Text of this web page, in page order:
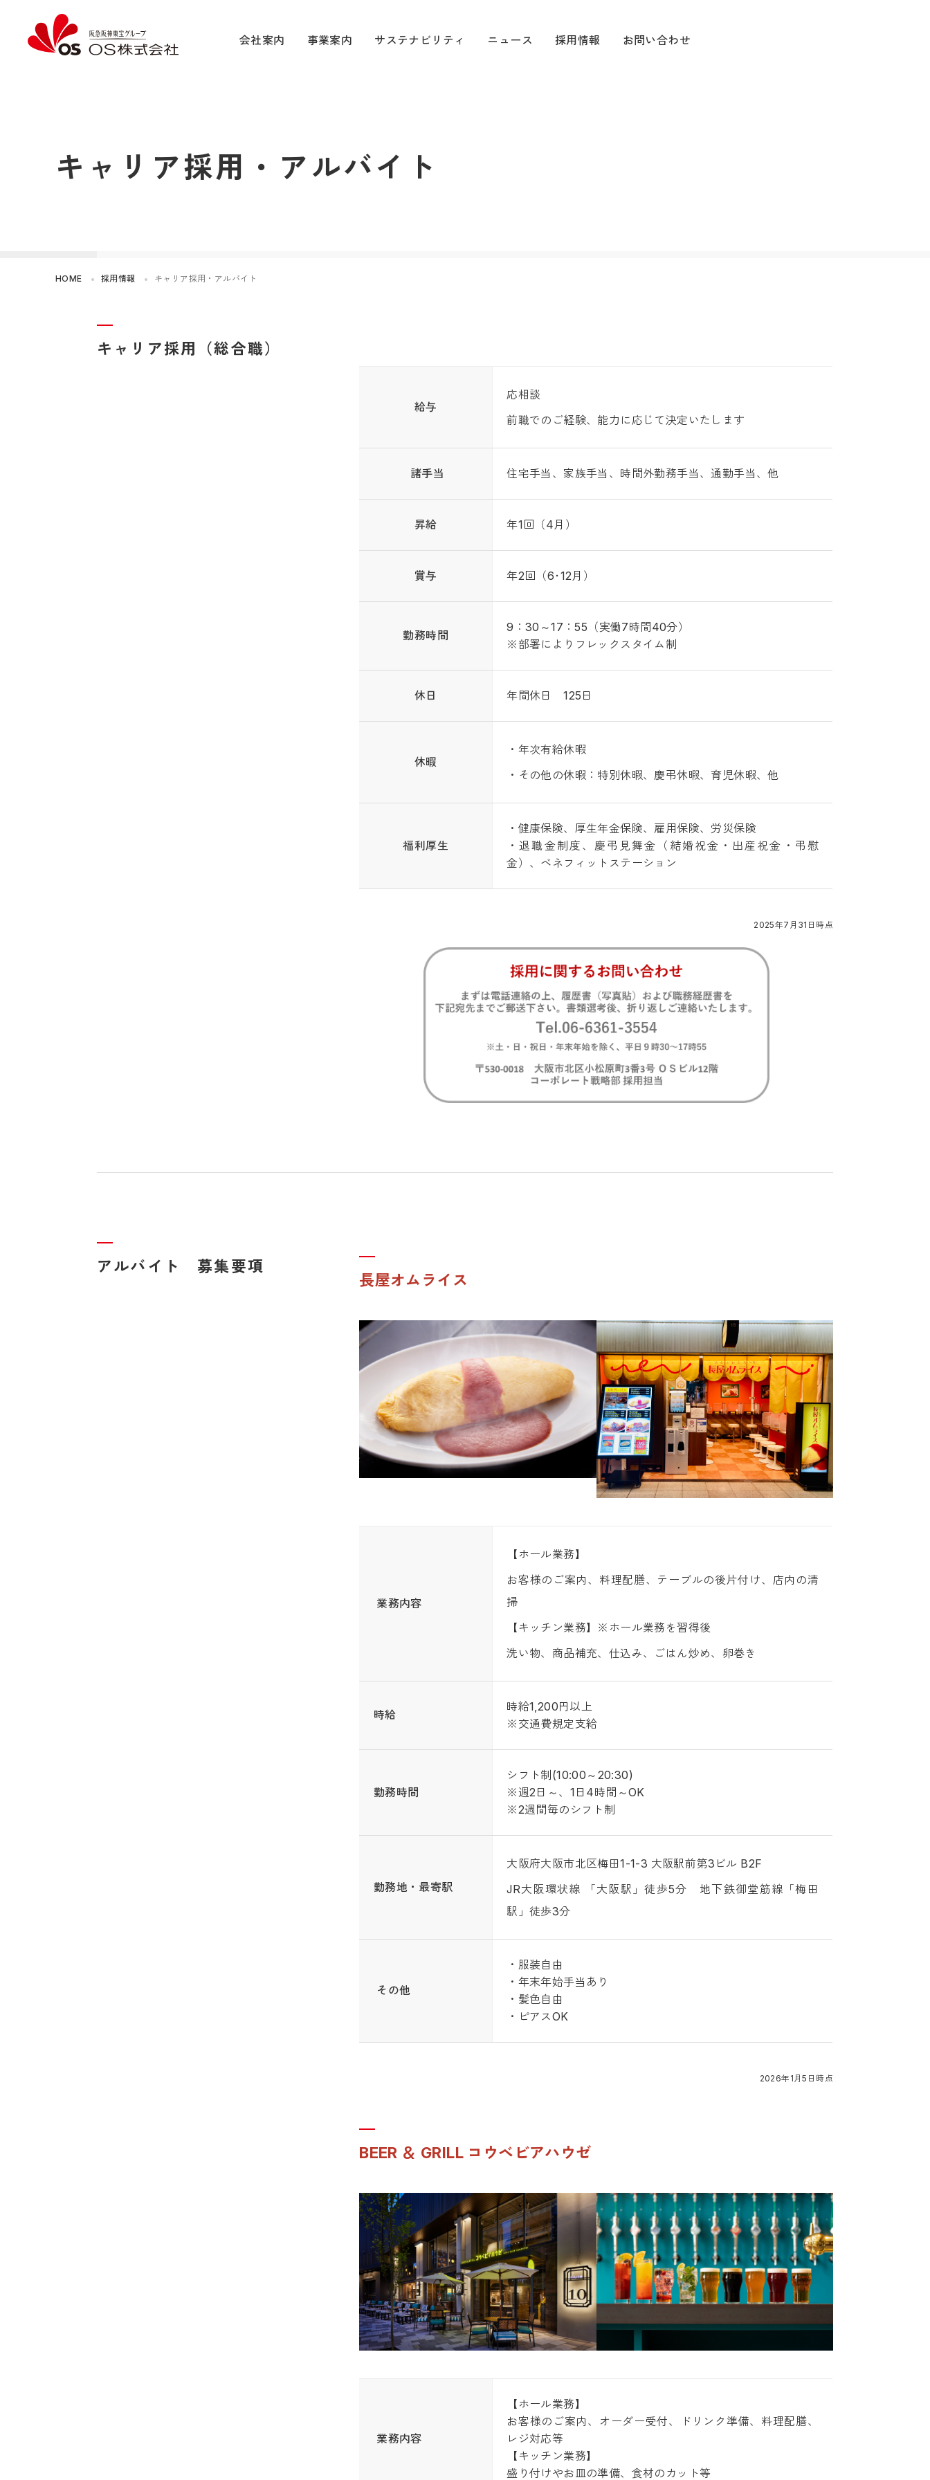
会社案内 事業案内 サステナビリティ ニュース 採用情報 お問い合わせ
キャリア採用・アルバイト
HOME 採用情報 キャリア採用・アルバイト
キャリア採用（総合職）
給与
応相談
前職でのご経験、能力に応じて決定いたします
諸手当 住宅手当、家族手当、時間外勤務手当、通勤手当、他
昇給 年1回（4月）
賞与 年2回（6･12月）
勤務時間
9：30～17：55（実働7時間40分）
※部署によりフレックスタイム制
休日 年間休日 125日
休暇
・年次有給休暇
・その他の休暇：特別休暇、慶弔休暇、育児休暇、他
福利厚生
・健康保険、厚生年金保険、雇用保険、労災保険
・退職金制度、慶弔見舞金（結婚祝金・出産祝金・弔慰
金）、ベネフィットステーション
2025年7月31日時点
アルバイト 募集要項
長屋オムライス
業務内容
【ホール業務】
お客様のご案内、料理配膳、テーブルの後片付け、店内の清
掃
【キッチン業務】※ホール業務を習得後
洗い物、商品補充、仕込み、ごはん炒め、卵巻き
時給
時給1,200円以上
※交通費規定支給
勤務時間
シフト制(10:00～20:30)
※週2日～、1日4時間～OK
※2週間毎のシフト制
勤務地・最寄駅
大阪府大阪市北区梅田1-1-3 大阪駅前第3ビル B2F
JR大阪環状線 「大阪駅」徒歩5分 地下鉄御堂筋線「梅田
駅」徒歩3分
その他
・服装自由
・年末年始手当あり
・髪色自由
・ピアスOK
2026年1月5日時点
BEER ＆ GRILL コウベビアハウゼ
業務内容
【ホール業務】
お客様のご案内、オーダー受付、ドリンク準備、料理配膳、
レジ対応等
【キッチン業務】
盛り付けやお皿の準備、食材のカット等